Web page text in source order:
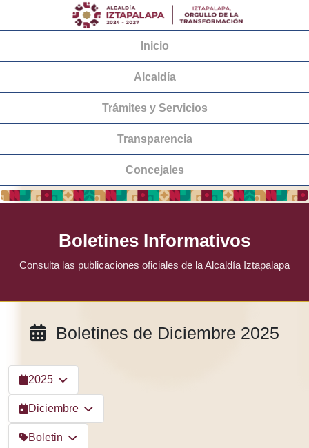
Inicio
Alcaldía
Trámites y Servicios
Transparencia
Concejales
Boletines Informativos
Consulta las publicaciones oficiales de la Alcaldía Iztapalapa
Boletines de Diciembre 2025
2025
Diciembre
Boletin